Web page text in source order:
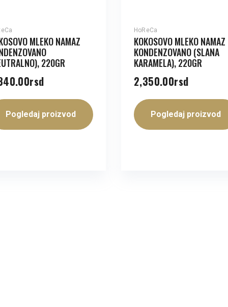
MLEKO NAMAZ
220GR
rsd
Pogledaj proizvod
HoReCa
KOKOSOVO MLEKO NAMAZ
KONDENZOVANO (SLANA
KARAMELA), 220GR
2,350.00rsd
Pogledaj proizvod